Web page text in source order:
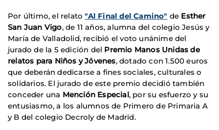
Por último, el relato"Al Final del Camino" de Esther
San Juan Vigo, de 11 años, alumna del colegio Jesús y
María de Valladolid, recibió el voto unánime del
jurado de la 5 edición del Premio Manos Unidas de
relatos para Niños y Jóvenes, dotado con 1.500 euros
que deberán dedicarse a fines sociales, culturales o
solidarios. El jurado de este premio decidió también
conceder una Mención Especial, por su esfuerzo y su
entusiasmo, a los alumnos de Primero de Primaria A
y B del colegio Decroly de Madrid.